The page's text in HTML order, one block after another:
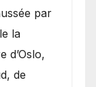
par
la
d’Oslo,
de